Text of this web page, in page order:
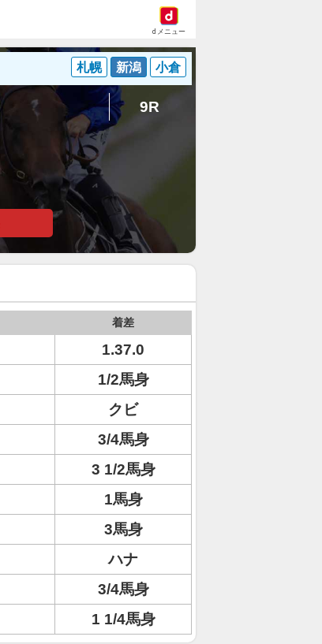
dメニュー
札幌 新潟 小倉
9R
着差
1.37.0
1/2馬身
クビ
3/4馬身
3 1/2馬身
1馬身
3馬身
ハナ
3/4馬身
1 1/4馬身